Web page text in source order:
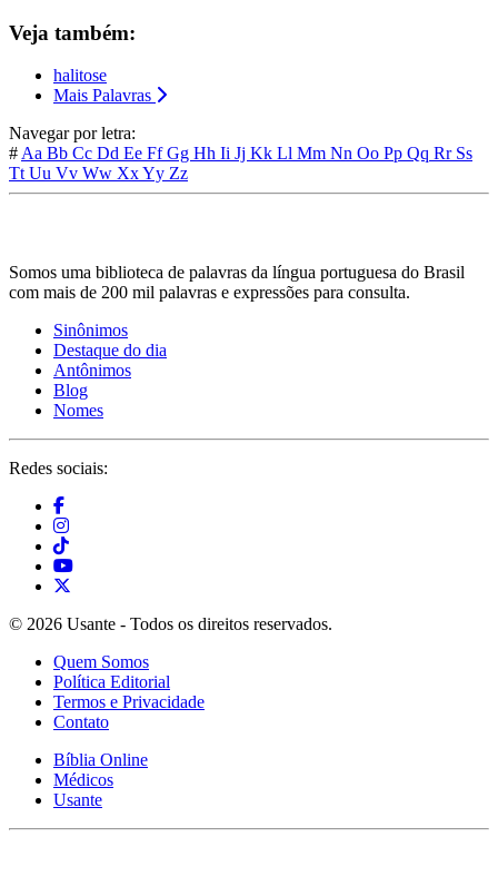
Veja também:
halitose
Mais Palavras
Navegar por letra:
# Aa Bb Cc Dd Ee FfGg Hh Ii Jj Kk Ll Mm Nn Oo Pp Qq Rr Ss
Tt Uu Vv Ww XxYy Zz
Somos uma biblioteca de palavras da língua portuguesa do Brasil
com mais de 200 mil palavras e expressões para consulta.
Sinônimos
Destaque do dia
Antônimos
Blog
Nomes
Redes sociais:
© 2026 Usante - Todos os direitos reservados.
Quem Somos
Política Editorial
Termos e Privacidade
Contato
Bíblia Online
Médicos
Usante